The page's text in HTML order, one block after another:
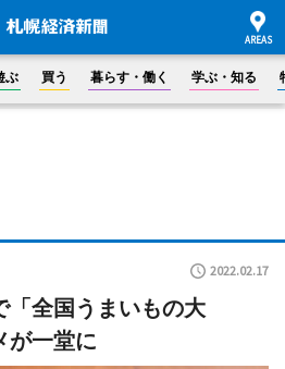
ぶ 買う 暮らす・働く 学ぶ・知る
2022.02.17
「全国うまいもの大
一堂に